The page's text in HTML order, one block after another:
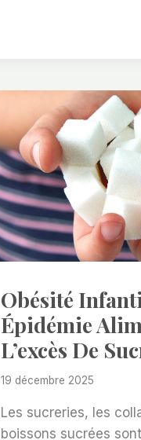
Obésité
Épidémie
L’excès De
19 décembre 2025
Les sucreries, les
boissons sucrées